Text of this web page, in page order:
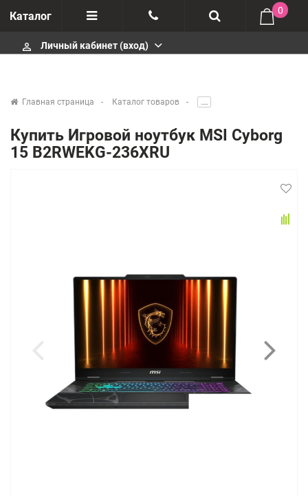
Каталог
Отзывы
Гарантия
+375447430404
infobelm.by@yandex.ru
0
perm_identity Личный кабинет (вход)
Главная страница Каталог товаров .....
Купить Игровой ноутбук MSI Cyborg
15 B2RWEKG-236XRU